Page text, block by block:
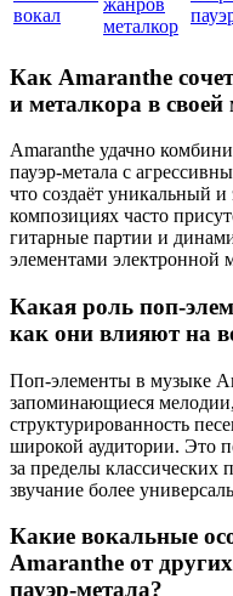
вокал
металкор
Как Amaranthe
и металкора в своей
Amaranthe удачно
пауэр-метала с
что создаёт уникальный
композициях часто
гитарные партии и
элементами
Какая роль поп-
как они влияют на
Поп-элементы в музыке
запоминающиеся
структурированность
широкой аудитории. Это
за пределы классических
звучание более
Какие вокальные
Amaranthe от
пауэр-метала?